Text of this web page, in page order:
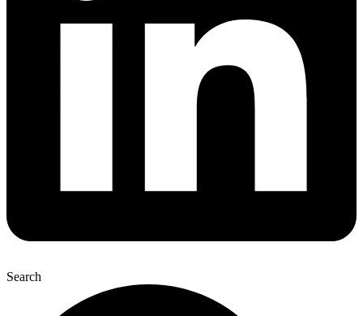
Search